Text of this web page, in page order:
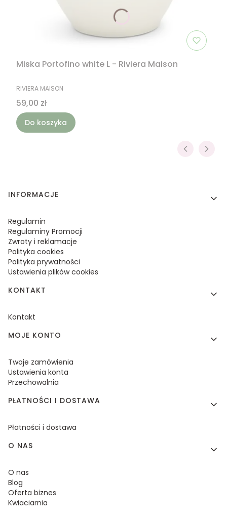
Miska Portofino white L - Riviera Maison
PRODUCENT
RIVIERA MAISON
Cena
59,00 zł
Do koszyka
Linki w stopce
INFORMACJE
Regulamin
Regulaminy Promocji
Zwroty i reklamacje
Polityka cookies
Polityka prywatności
Ustawienia plików cookies
KONTAKT
Kontakt
MOJE KONTO
Twoje zamówienia
Ustawienia konta
Przechowalnia
PŁATNOŚCI I DOSTAWA
Płatności i dostawa
O NAS
O nas
Blog
Oferta biznes
Kwiaciarnia